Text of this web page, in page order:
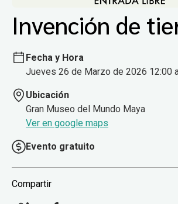
Invención de
Fecha y Hora
Jueves 26 de Marzo de 2026 12:00
Ubicación
Gran Museo del Mundo Maya
Ver en google maps
Evento gratuito
Compartir